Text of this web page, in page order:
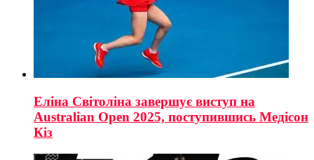
Еліна Світоліна завершує виступ на
Australian Open 2025, поступившись Медісон
Кіз